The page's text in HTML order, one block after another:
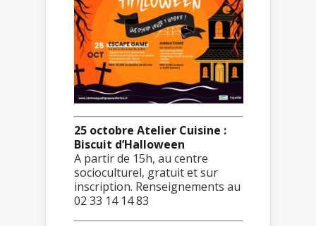
25 octobre Atelier Cuisine :
Biscuit d’Halloween
A partir de 15h, au centre
socioculturel, gratuit et sur
inscription. Renseignements au
02 33 14 14 83